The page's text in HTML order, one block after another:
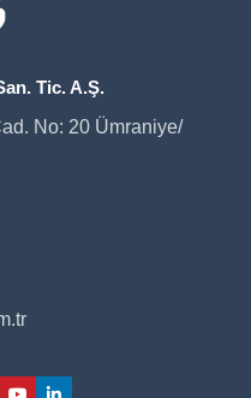
Tic. A.Ş.
No: 20 Ümraniye/